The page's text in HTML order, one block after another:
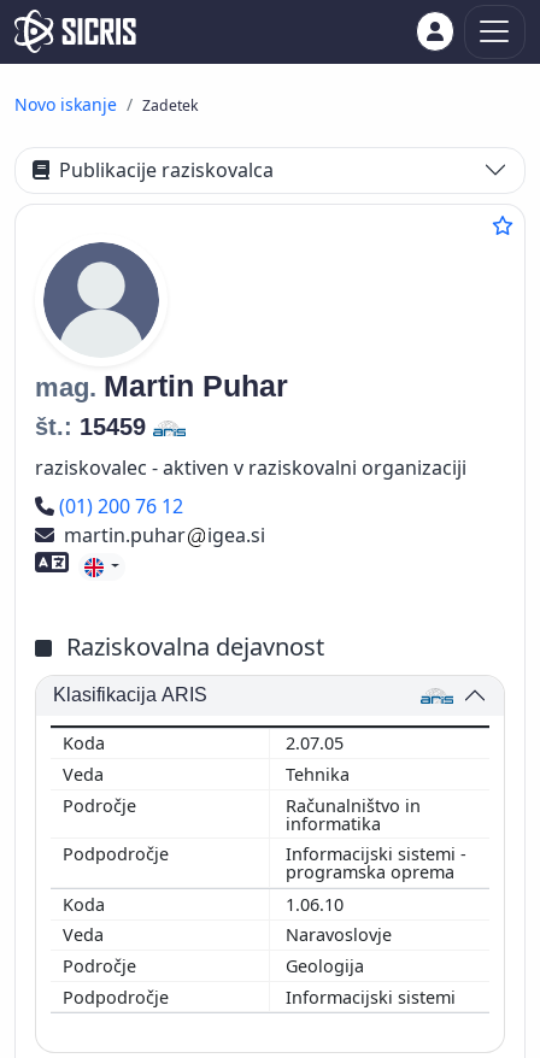
Novo iskanje Zadetek
Publikacije raziskovalca
mag. Martin Puhar
št.: 15459
raziskovalec - aktiven v raziskovalni organizaciji
Telefon
(01) 200 76 12
martin.puhar
igea.si
Znanje tujih jezikov
Raziskovalna dejavnost
Klasifikacija ARIS
2.07.05
Tehnika
Računalništvo in
informatika
Informacijski sistemi -
programska oprema
1.06.10
Naravoslovje
Geologija
Informacijski sistemi